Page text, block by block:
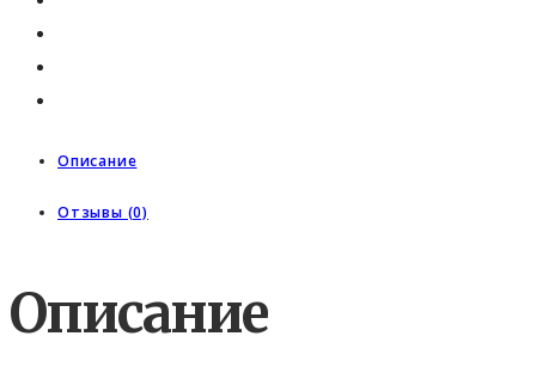
Описание
Отзывы (0)
Описание